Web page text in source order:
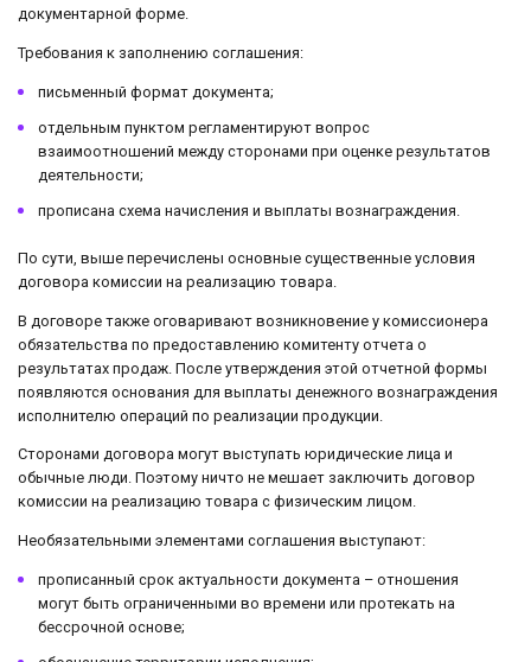
документарной форме.
Требования к заполнению соглашения:
письменный формат документа;
отдельным пунктом регламентируют вопрос
взаимоотношений между сторонами при оценке результатов
деятельности;
прописана схема начисления и выплаты вознаграждения.
По сути, выше перечислены основные существенные условия
договора комиссии на реализацию товара.
В договоре также оговаривают возникновение у комиссионера
обязательства по предоставлению комитенту отчета о
результатах продаж. После утверждения этой отчетной формы
появляются основания для выплаты денежного вознаграждения
исполнителю операций по реализации продукции.
Сторонами договора могут выступать юридические лица и
обычные люди. Поэтому ничто не мешает заключить договор
комиссии на реализацию товара с физическим лицом.
Необязательными элементами соглашения выступают:
прописанный срок актуальности документа – отношения
могут быть ограниченными во времени или протекать на
бессрочной основе;